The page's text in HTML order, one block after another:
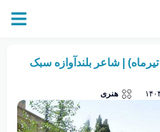
بزرگداشت صائب تبریزی (10 تیرماه) | شاعر بلندآوازه سبک
هنری